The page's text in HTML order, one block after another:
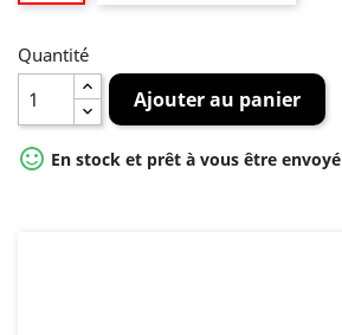
Quantité
Ajouter au panier
 En stock et prêt à vous être envoyé